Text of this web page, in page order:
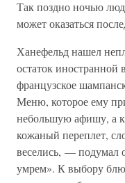
Так поздно ночью
может оказаться
Ханефельд нашел
остаток
французское
Меню, которое ему
небольшую афишу, а
кожаный переплет,
веселись, — подумал
умрем». К выбору